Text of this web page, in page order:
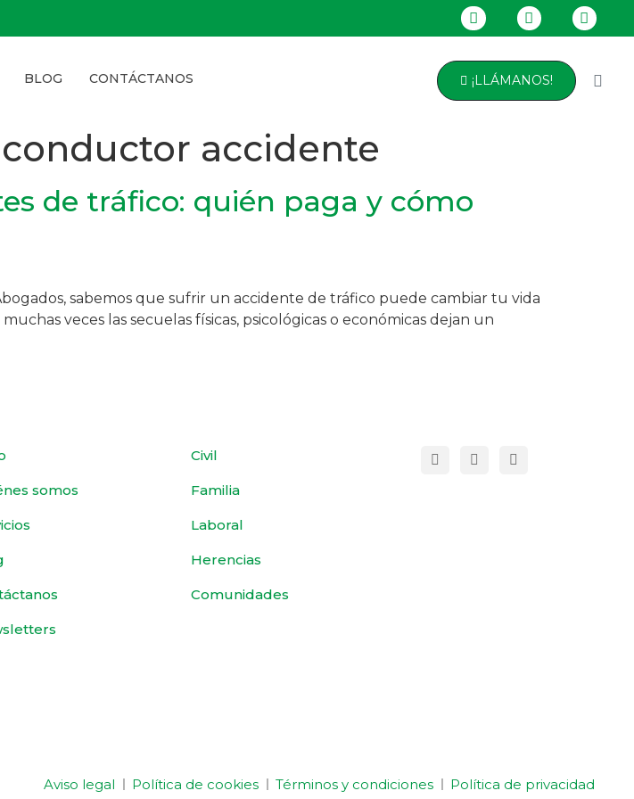
BLOG CONTÁCTANOS ¡LLÁMANOS!
accidente
de tráfico: quién paga y cómo
sabemos que sufrir un accidente de tráfico puede cambiar tu vida
veces las secuelas físicas, psicológicas o económicas dejan un
somos
Civil
Familia
Laboral
Herencias
Comunidades
Aviso legal Política de cookies Términos y condiciones Política de privacidad